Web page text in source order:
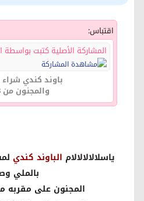
اقتباس:
المشاركة الأصلية كتبت بواسطة
باوند كندي شراء من
والمجنون من 185.83
ياسلالالالالام الباوند كندي
بالملي
المجنون على مقربه